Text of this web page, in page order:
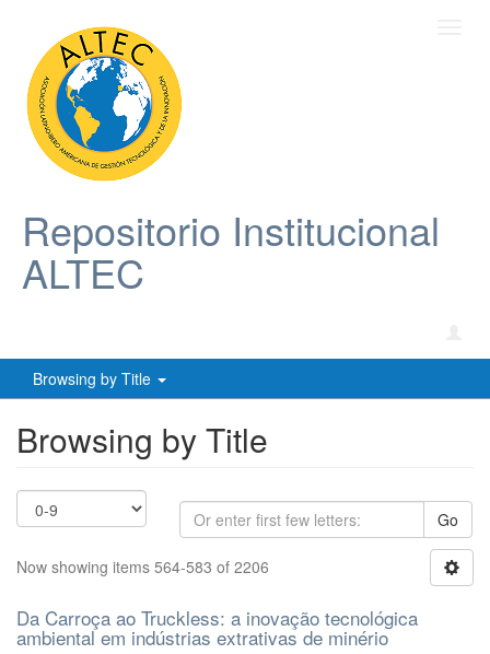
Repositorio Institucional
ALTEC
Browsing by Title
Browsing by Title
Go
Now showing items 564-583 of 2206
Da Carroça ao Truckless: a inovação tecnológica
ambiental em indústrias extrativas de minério